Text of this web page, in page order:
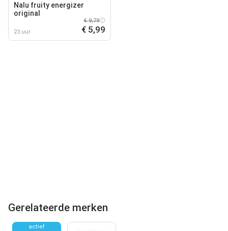
Nalu fruity energizer
original
23 uur
€ 9,79
€ 5,99
Gerelateerde merken
actief